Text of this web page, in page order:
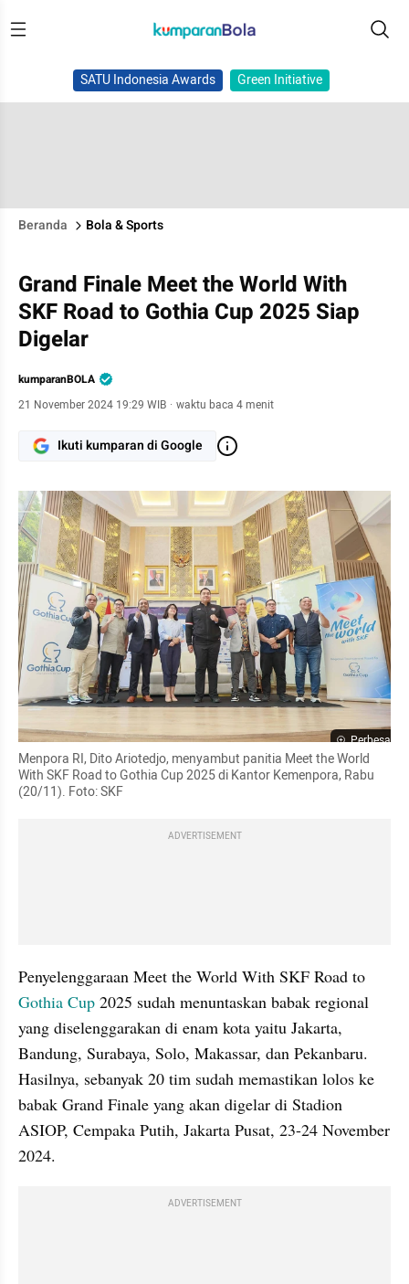
SATU Indonesia Awards Green Initiative
Beranda Bola & Sports
Grand Finale Meet the World With
SKF Road to Gothia Cup 2025 Siap
Digelar
kumparanBOLA
21 November 2024 19:29 WIB · waktu baca 4 menit
Ikuti kumparan di Google
Perbesar
Menpora RI, Dito Ariotedjo, menyambut panitia Meet the World
With SKF Road to Gothia Cup 2025 di Kantor Kemenpora, Rabu
(20/11). Foto: SKF
ADVERTISEMENT
Gothia Cup 2025 sudah menuntaskan babak regional
yang diselenggarakan di enam kota yaitu Jakarta,
Bandung, Surabaya, Solo, Makassar, dan Pekanbaru.
Hasilnya, sebanyak 20 tim sudah memastikan lolos ke
babak Grand Finale yang akan digelar di Stadion
ASIOP, Cempaka Putih, Jakarta Pusat, 23-24 November
2024.
ADVERTISEMENT